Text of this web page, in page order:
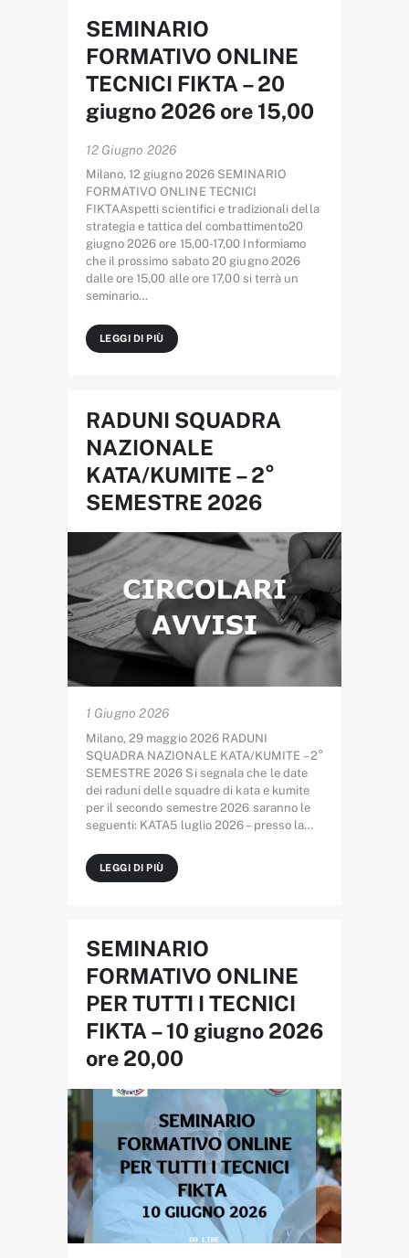
SEMINARIO
FORMATIVO ONLINE
TECNICI FIKTA – 20
giugno 2026 ore 15,00
12 Giugno 2026
Milano, 12 giugno 2026 SEMINARIO
FORMATIVO ONLINE TECNICI
FIKTAAspetti scientifici e tradizionali della
strategia e tattica del combattimento20
giugno 2026 ore 15,00-17,00 Informiamo
che il prossimo sabato 20 giugno 2026
dalle ore 15,00 alle ore 17,00 si terrà un
seminario…
LEGGI DI PIÙ
RADUNI SQUADRA
NAZIONALE
KATA/KUMITE – 2°
SEMESTRE 2026
1 Giugno 2026
Milano, 29 maggio 2026 RADUNI
SQUADRA NAZIONALE KATA/KUMITE – 2°
SEMESTRE 2026 Si segnala che le date
dei raduni delle squadre di kata e kumite
per il secondo semestre 2026 saranno le
seguenti: KATA5 luglio 2026 – presso la…
LEGGI DI PIÙ
SEMINARIO
FORMATIVO ONLINE
PER TUTTI I TECNICI
FIKTA – 10 giugno 2026
ore 20,00